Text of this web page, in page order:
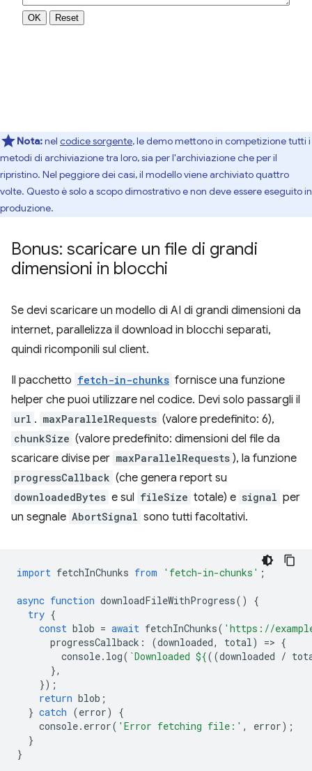
Nota:nel codice sorgente, le demo mettono in competizione tutti i
metodi di archiviazione tra loro, sia per l'archiviazione che per il
ripristino. Nel peggiore dei casi, il modello viene archiviato quattro
volte. Questo è solo a scopo dimostrativo e non deve essere eseguito in
produzione.
Bonus: scaricare un file di grandi
dimensioni in blocchi
Se devi scaricare un modello di AI di grandi dimensioni da
internet, parallelizza il download in blocchi separati,
quindi ricomponili sul client.
Il pacchetto fetch-in-chunks fornisce una funzione
helper che puoi utilizzare nel codice. Devi solo passargli il
url . maxParallelRequests (valore predefinito: 6),
chunkSize (valore predefinito: dimensioni del file da
scaricare divise per maxParallelRequests ), la funzione
progressCallback (che genera report su
downloadedBytes e sul fileSize totale) e signal per
un segnale AbortSignal sono tutti facoltativi.
import fetchInChunks from 'fetch-in-chunks' ;
async function downloadFileWithProgress()
{
try {
const blob = await fetchInChunks( 'https://
progressCallback : (downloaded, total) => {
console. log( `Downloaded ${((downloaded /
},
});
return blob ;
} catch (error)
{
console. error( 'Error fetching file:' , error);
}
}